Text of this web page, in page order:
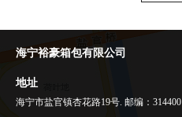
海宁裕豪箱包有限公司
地址
海宁市盐官镇杏花路19号. 邮编：314400